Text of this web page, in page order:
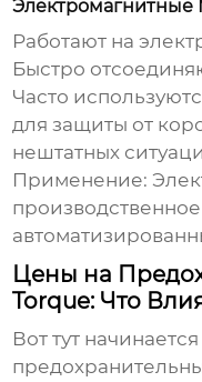
Электромагнитные
Работают на
Быстро
Часто
для защиты от
нештатных
Применение:
Цены на
Torque: Что
Вот тут